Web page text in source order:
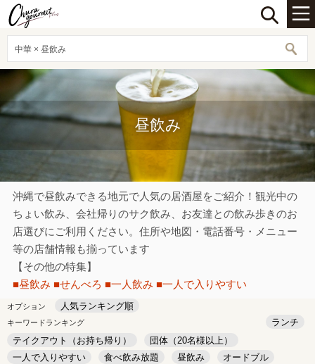
中華 × 昼飲み
昼飲み
沖縄で昼飲みできる地元で人気の居酒屋をご紹介！観光中の
ちょい飲み、会社帰りのサク飲み、お友達との飲み歩きのお
店選びにご利用ください。住所や地図・電話番号・メニュー
等の店舗情報も揃っています
【その他の特集】
■昼飲み ■せんべろ ■一人飲み ■一人で入りやすい
オプション 人気ランキング順
キーワードランキング
ランチ
テイクアウト（お持ち帰り）
団体（20名様以上）
一人で入りやすい
食べ飲み放題 昼飲み
オードブル